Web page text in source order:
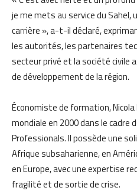
je me mets au service du Sahel,
carrière », a-t-il déclaré,
les autorités, les partenaires
secteur privé et la société civile
de développement de la région.
Économiste de formation,
mondiale en 2000 dans le cadre
Professionals. Il possède une
Afrique subsaharienne, en
en Europe, avec une expertise
fragilité et de sortie de crise.